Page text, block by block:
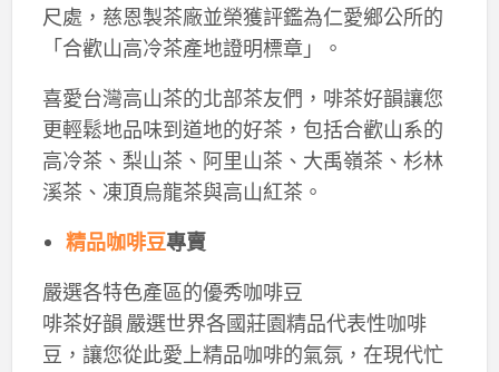
尺處，慈恩製茶廠並榮獲評鑑為仁愛鄉公所的
「合歡山高冷茶產地證明標章」。
喜愛台灣高山茶的北部茶友們，啡茶好韻讓您
更輕鬆地品味到道地的好茶，包括合歡山系的
高冷茶、梨山茶、阿里山茶、大禹嶺茶、杉林
溪茶、凍頂烏龍茶與高山紅茶。
精品咖啡豆專賣
嚴選各特色產區的優秀咖啡豆
啡茶好韻 嚴選世界各國莊園精品代表性咖啡
豆，讓您從此愛上精品咖啡的氣氛，在現代忙